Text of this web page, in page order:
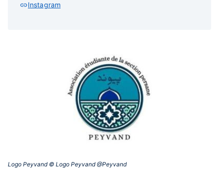
Instagram
Logo Peyvand © Logo Peyvand @Peyvand‎